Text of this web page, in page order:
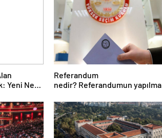
Yeni Nesil
Referandum
nedir? Referandumun yapılma